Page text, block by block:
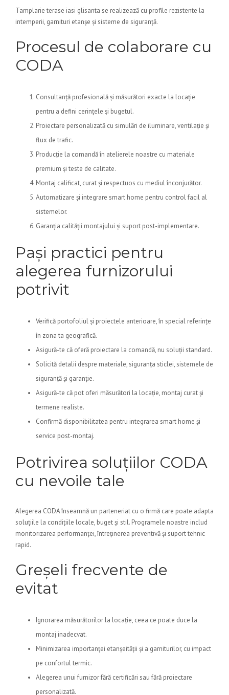
Tamplarie terase iasi glisanta se realizează cu profile rezistente la
intemperii, garnituri etanșe și sisteme de siguranță.
Procesul de colaborare cu
CODA
Consultanță profesională și măsurători exacte la locație
pentru a defini cerințele și bugetul.
Proiectare personalizată cu simulări de iluminare, ventilație și
flux de trafic.
Producție la comandă în atelierele noastre cu materiale
premium și teste de calitate.
Montaj calificat, curat și respectuos cu mediul înconjurător.
Automatizare și integrare smart home pentru control facil al
sistemelor.
Garanția calității montajului și suport post-implementare.
Pași practici pentru
alegerea furnizorului
potrivit
Verifică portofoliul și proiectele anterioare, în special referințe
în zona ta geografică.
Asigură-te că oferă proiectare la comandă, nu soluții standard.
Solicită detalii despre materiale, siguranța sticlei, sistemele de
siguranță și garanție.
Asigură-te că pot oferi măsurători la locație, montaj curat și
termene realiste.
Confirmă disponibilitatea pentru integrarea smart home și
service post-montaj.
Potrivirea soluțiilor CODA
cu nevoile tale
Alegerea CODA înseamnă un parteneriat cu o firmă care poate adapta
soluțiile la condițiile locale, buget și stil. Programele noastre includ
monitorizarea performanței, întreținerea preventivă și suport tehnic
rapid.
Greșeli frecvente de
evitat
Ignorarea măsurătorilor la locație, ceea ce poate duce la
montaj inadecvat.
Minimizarea importanței etanșeității și a garniturilor, cu impact
pe confortul termic.
Alegerea unui furnizor fără certificări sau fără proiectare
personalizată.